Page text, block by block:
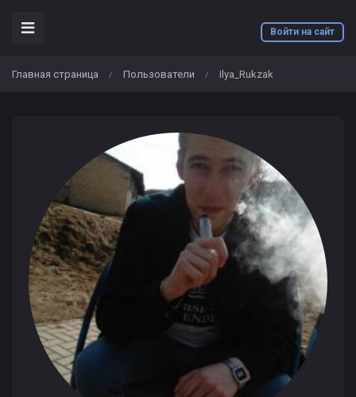
Войти на сайт
Главная страница / Пользователи / Ilya_Rukzak